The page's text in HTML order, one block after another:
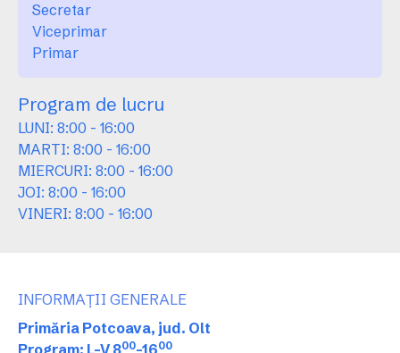
Secretar
Viceprimar
Primar
Program de lucru
LUNI: 8:00 - 16:00
MARTI: 8:00 - 16:00
MIERCURI: 8:00 - 16:00
JOI: 8:00 - 16:00
VINERI: 8:00 - 16:00
INFORMAȚII GENERALE
Primăria Potcoava, jud. Olt
Program: L-V 800-1600